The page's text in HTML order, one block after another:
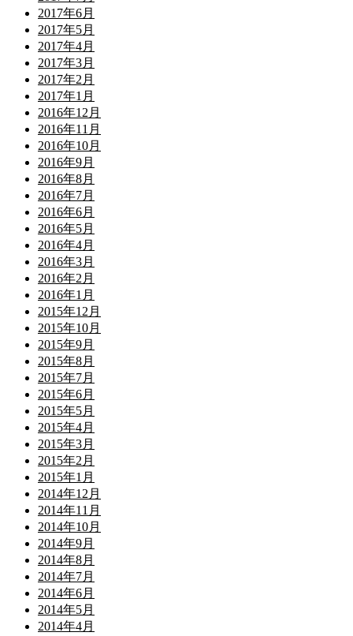
2017年6月
2017年5月
2017年4月
2017年3月
2017年2月
2017年1月
2016年12月
2016年11月
2016年10月
2016年9月
2016年8月
2016年7月
2016年6月
2016年5月
2016年4月
2016年3月
2016年2月
2016年1月
2015年12月
2015年10月
2015年9月
2015年8月
2015年7月
2015年6月
2015年5月
2015年4月
2015年3月
2015年2月
2015年1月
2014年12月
2014年11月
2014年10月
2014年9月
2014年8月
2014年7月
2014年6月
2014年5月
2014年4月